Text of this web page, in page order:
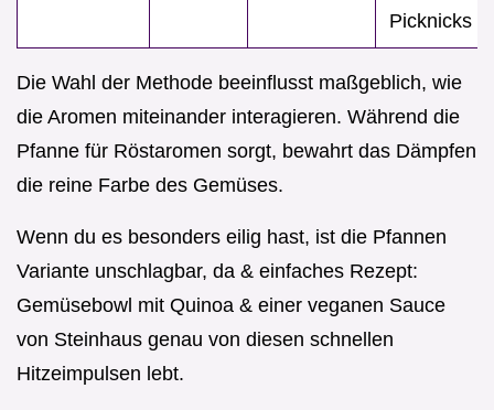
Picknicks
Die Wahl der Methode beeinflusst maßgeblich, wie
die Aromen miteinander interagieren. Während die
Pfanne für Röstaromen sorgt, bewahrt das Dämpfen
die reine Farbe des Gemüses.
Wenn du es besonders eilig hast, ist die Pfannen
Variante unschlagbar, da & einfaches Rezept:
Gemüsebowl mit Quinoa & einer veganen Sauce
von Steinhaus genau von diesen schnellen
Hitzeimpulsen lebt.